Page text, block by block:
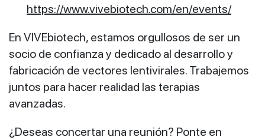
https://www.vivebiotech.com/en/events/
En VIVEbiotech, estamos orgullosos de ser un
socio de confianza y dedicado al desarrollo y
fabricación de vectores lentivirales. Trabajemos
juntos para hacer realidad las terapias
avanzadas.
¿Deseas concertar una reunión? Ponte en